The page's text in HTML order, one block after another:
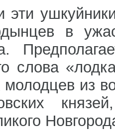
эти
в
слова
молодцев из